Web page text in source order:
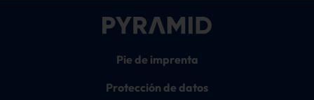
Pie de imprenta
Protección de datos